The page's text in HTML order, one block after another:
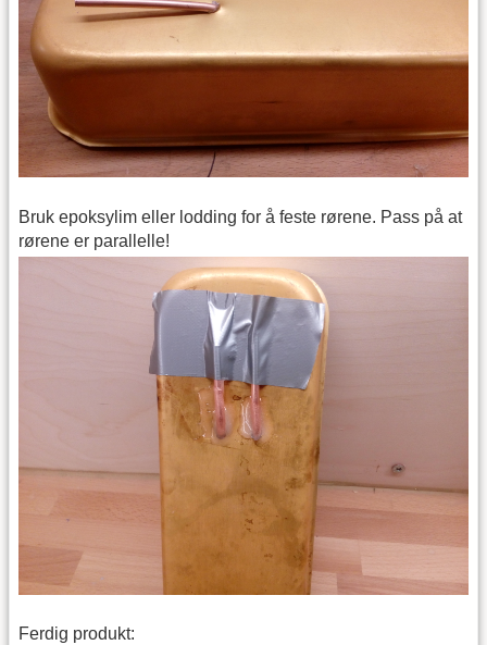
Bruk epoksylim eller lodding for å feste rørene. Pass på at
rørene er parallelle!
Ferdig produkt: